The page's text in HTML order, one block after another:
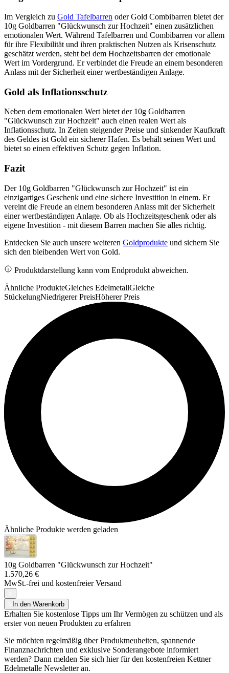
Im Vergleich zu Gold Tafelbarren oder Gold Combibarren bietet der
10g Goldbarren "Glückwunsch zur Hochzeit" einen zusätzlichen
emotionalen Wert. Während Tafelbarren und Combibarren vor allem
für ihre Flexibilität und ihren praktischen Nutzen als Krisenschutz
geschätzt werden, steht bei dem Hochzeitsbarren der emotionale
Wert im Vordergrund. Er verbindet die Freude an einem besonderen
Anlass mit der Sicherheit einer wertbeständigen Anlage.
Gold als Inflationsschutz
Neben dem emotionalen Wert bietet der 10g Goldbarren
"Glückwunsch zur Hochzeit" auch einen realen Wert als
Inflationsschutz. In Zeiten steigender Preise und sinkender Kaufkraft
des Geldes ist Gold ein sicherer Hafen. Es behält seinen Wert und
bietet so einen effektiven Schutz gegen Inflation.
Fazit
Der 10g Goldbarren "Glückwunsch zur Hochzeit" ist ein
einzigartiges Geschenk und eine sichere Investition in einem. Er
vereint die Freude an einem besonderen Anlass mit der Sicherheit
einer wertbeständigen Anlage. Ob als Hochzeitsgeschenk oder als
eigene Investition - mit diesem Barren machen Sie alles richtig.
Entdecken Sie auch unsere weiteren Goldprodukte und sichern Sie
sich den bleibenden Wert von Gold.
Produktdarstellung kann vom Endprodukt abweichen.
Ähnliche ProdukteGleiches EdelmetallGleiche
StückelungNiedrigerer PreisHöherer Preis
Ähnliche Produkte werden geladen
10g Goldbarren "Glückwunsch zur Hochzeit"
1.570,26 €
MwSt.-frei und kostenfreier Versand
In den Warenkorb
Erhalten Sie kostenlose Tipps um Ihr Vermögen zu schützen und als
erster von neuen Produkten zu erfahren
Sie möchten regelmäßig über Produktneuheiten, spannende
Finanznachrichten und exklusive Sonderangebote informiert
werden? Dann melden Sie sich hier für den kostenfreien Kettner
Edelmetalle Newsletter an.